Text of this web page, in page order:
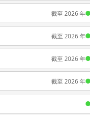
截至 2026 年
截至 2026 年
截至 2026 年
截至 2026 年